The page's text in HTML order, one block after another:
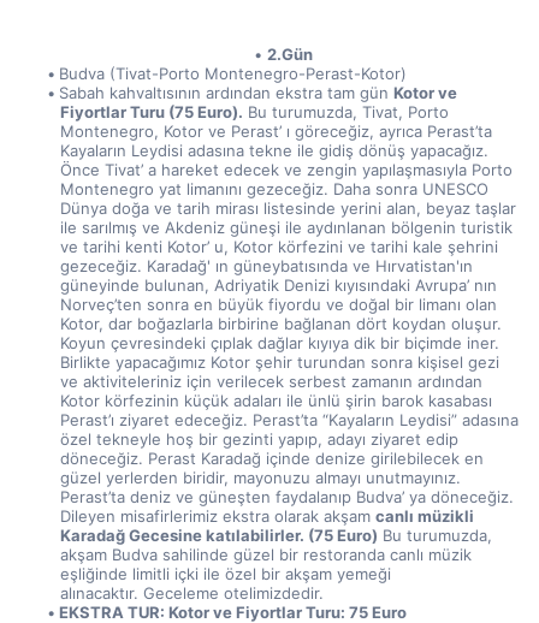
2.Gün
Budva (Tivat-Porto Montenegro-Perast-Kotor)
Sabah kahvaltısının ardından ekstra tam gün Kotor ve
Fiyortlar Turu (75 Euro). Bu turumuzda, Tivat, Porto
Montenegro, Kotor ve Perast’ ı göreceğiz, ayrıca Perast’ta
Kayaların Leydisi adasına tekne ile gidiş dönüş yapacağız.
Önce Tivat’ a hareket edecek ve zengin yapılaşmasıyla Porto
Montenegro yat limanını gezeceğiz. Daha sonra UNESCO
Dünya doğa ve tarih mirası listesinde yerini alan, beyaz taşlar
ile sarılmış ve Akdeniz güneşi ile aydınlanan bölgenin turistik
ve tarihi kenti Kotor’ u, Kotor körfezini ve tarihi kale şehrini
gezeceğiz. Karadağ' ın güneybatısında ve Hırvatistan'ın
güneyinde bulunan, Adriyatik Denizi kıyısındaki Avrupa’ nın
Norveç’ten sonra en büyük fiyordu ve doğal bir limanı olan
Kotor, dar boğazlarla birbirine bağlanan dört koydan oluşur.
Koyun çevresindeki çıplak dağlar kıyıya dik bir biçimde iner.
Birlikte yapacağımız Kotor şehir turundan sonra kişisel gezi
ve aktiviteleriniz için verilecek serbest zamanın ardından
Kotor körfezinin küçük adaları ile ünlü şirin barok kasabası
Perast’ı ziyaret edeceğiz. Perast’ta “Kayaların Leydisi” adasına
özel tekneyle hoş bir gezinti yapıp, adayı ziyaret edip
döneceğiz. Perast Karadağ içinde denize girilebilecek en
güzel yerlerden biridir, mayonuzu almayı unutmayınız.
Perast’ta deniz ve güneşten faydalanıp Budva’ ya döneceğiz.
Dileyen misafirlerimiz ekstra olarak akşam canlı müzikli
Karadağ Gecesine katılabilirler. (75 Euro) Bu turumuzda,
akşam Budva sahilinde güzel bir restoranda canlı müzik
eşliğinde limitli içki ile özel bir akşam yemeği
alınacaktır. Geceleme otelimizdedir.
EKSTRA TUR: Kotor ve Fiyortlar Turu: 75 Euro